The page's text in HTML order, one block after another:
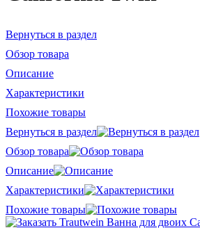
Вернуться в раздел
Обзор товара
Описание
Характеристики
Похожие товары
Вернуться в раздел
Обзор товара
Описание
Характеристики
Похожие товары